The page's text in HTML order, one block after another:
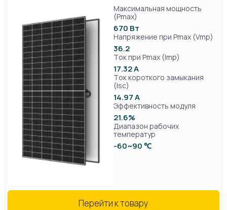
Максимальная мощность
(Pmax)
670 Вт
Напряжение при Pmax (Vmp)
36.2
Ток при Pmax (Imp)
17.32 А
Ток короткого замыкания
(Isc)
14.97 А
Эффективность модуля
21.6%
Диапазон рабочих
температур
-60~90 ℃
Перейти к товару